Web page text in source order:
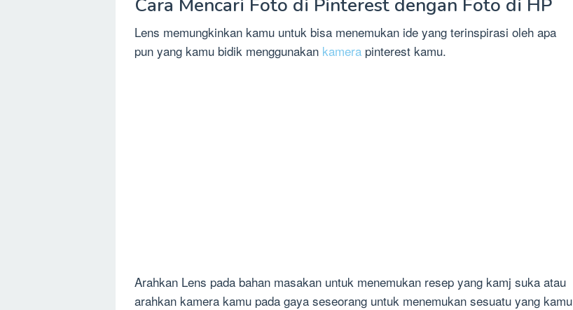
Cara Mencari Foto di Pinterest dengan Foto di HP
Lens memungkinkan kamu untuk bisa menemukan ide yang terinspirasi oleh apa
pun yang kamu bidik menggunakan kamera pinterest kamu.
Arahkan Lens pada bahan masakan untuk menemukan resep yang kamj suka atau
arahkan kamera kamu pada gaya seseorang untuk menemukan sesuatu yang kamu